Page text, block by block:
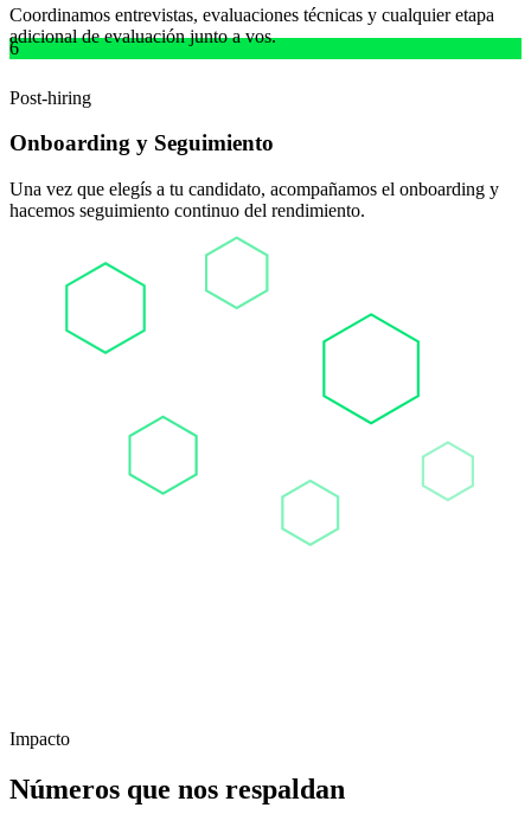
Coordinamos entrevistas, evaluaciones técnicas y cualquier etapa
adicional de evaluación junto a vos.
6
Post-hiring
Onboarding y Seguimiento
Una vez que elegís a tu candidato, acompañamos el onboarding y
hacemos seguimiento continuo del rendimiento.
Impacto
Números que nos respaldan